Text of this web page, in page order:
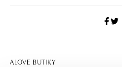
ALOVE BUTIKY